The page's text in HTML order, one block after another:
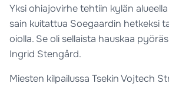
Yksi ohiajovirhe tehtiin kylän
sain kuitattua Soegaardin hetkeksi
oiolla. Se oli sellaista hauskaa
Ingrid Stengård.
Miesten kilpailussa Tsekin Vojtech